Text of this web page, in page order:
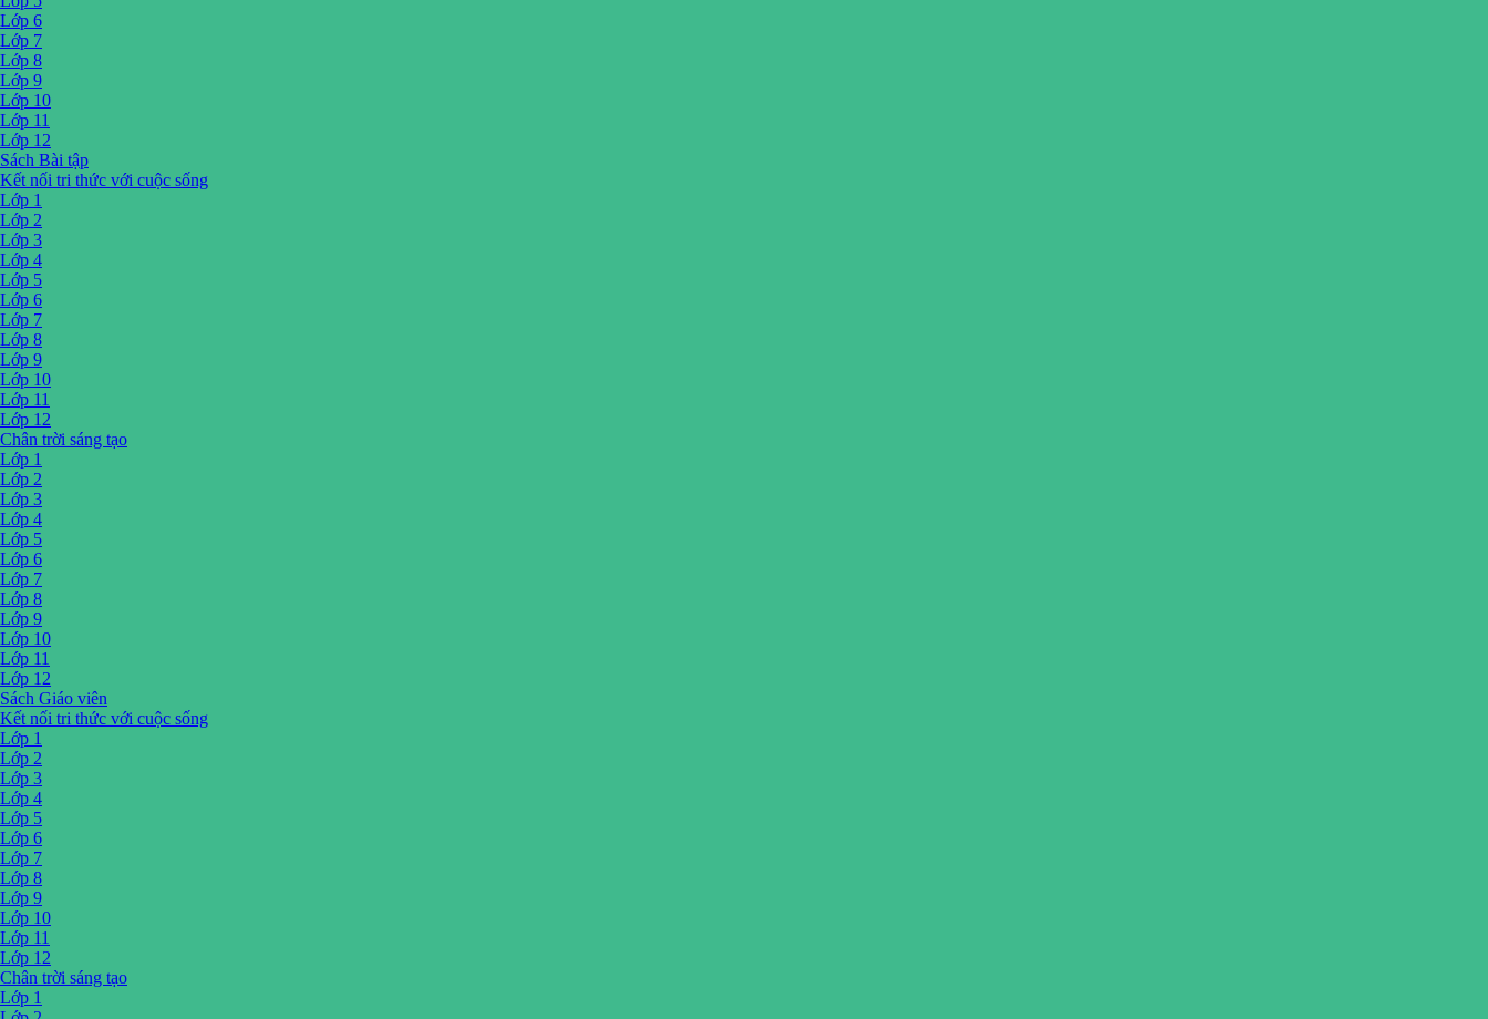
Lớp 6
Lớp 7
Lớp 8
Lớp 9
Lớp 10
Lớp 11
Lớp 12
Sách Bài tập
Kết nối tri thức với cuộc sống
Lớp 1
Lớp 2
Lớp 3
Lớp 4
Lớp 5
Lớp 6
Lớp 7
Lớp 8
Lớp 9
Lớp 10
Lớp 11
Lớp 12
Chân trời sáng tạo
Lớp 1
Lớp 2
Lớp 3
Lớp 4
Lớp 5
Lớp 6
Lớp 7
Lớp 8
Lớp 9
Lớp 10
Lớp 11
Lớp 12
Sách Giáo viên
Kết nối tri thức với cuộc sống
Lớp 1
Lớp 2
Lớp 3
Lớp 4
Lớp 5
Lớp 6
Lớp 7
Lớp 8
Lớp 9
Lớp 10
Lớp 11
Lớp 12
Chân trời sáng tạo
Lớp 1